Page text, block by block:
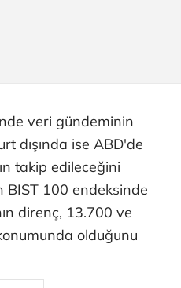
veri gündeminin
dışında ise ABD'de
takip edileceğini
BIST 100 endeksinde
direnç, 13.700 ve
olduğunu